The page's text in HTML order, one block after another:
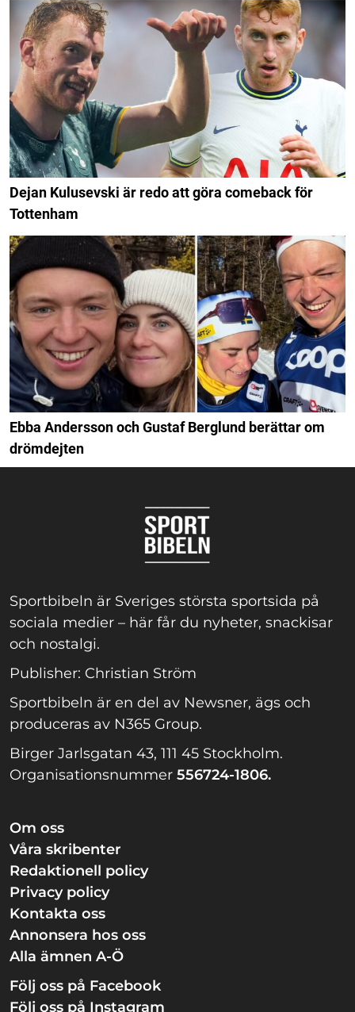
Dejan Kulusevski är redo att göra comeback för
Tottenham
Ebba Andersson och Gustaf Berglund berättar om
drömdejten
Sportbibeln är Sveriges största sportsida på
sociala medier – här får du nyheter, snackisar
och nostalgi.
Publisher: Christian Ström
Sportbibeln är en del av Newsner, ägs och
produceras av N365 Group.
Birger Jarlsgatan 43, 111 45 Stockholm.
Organisationsnummer 556724-1806.
Om oss
Våra skribenter
Redaktionell policy
Privacy policy
Kontakta oss
Annonsera hos oss
Alla ämnen A-Ö
Följ oss på Facebook
Följ oss på Instagram